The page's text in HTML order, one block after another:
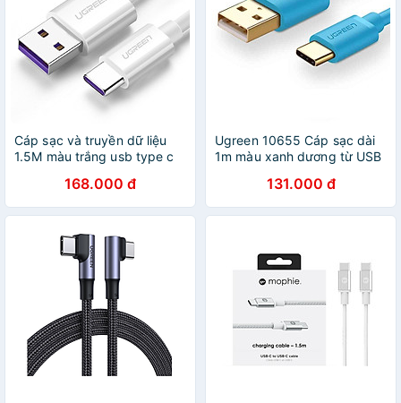
Cáp sạc và truyền dữ liệu
1.5M màu trắng usb type c
Ugreen 60726 US253 Hàng
Chính Hãng
168.000 đ
Ugreen 10655 Cáp sạc dài
1m màu xanh dương từ USB
24k Gold Plated US141
Hàng chính hãng
131.000 đ